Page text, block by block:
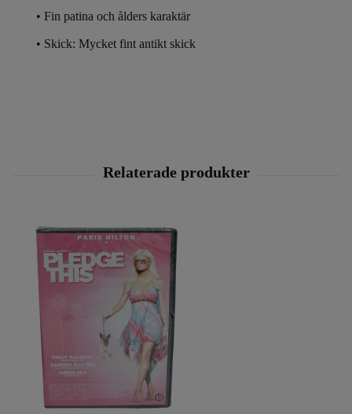
• Fin patina och ålders karaktär
• Skick: Mycket fint antikt skick